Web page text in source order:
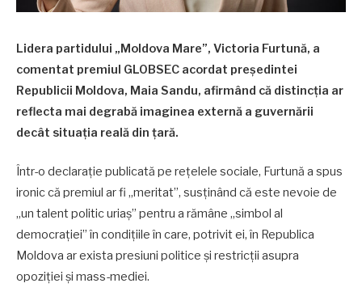
Lidera partidului „Moldova Mare”, Victoria Furtună, a
comentat premiul GLOBSEC acordat președintei
Republicii Moldova, Maia Sandu, afirmând că distincția ar
reflecta mai degrabă imaginea externă a guvernării
decât situația reală din țară.
Într-o declarație publicată pe rețelele sociale, Furtună a spus
ironic că premiul ar fi „meritat”, susținând că este nevoie de
„un talent politic uriaș” pentru a rămâne „simbol al
democrației” în condițiile în care, potrivit ei, în Republica
Moldova ar exista presiuni politice și restricții asupra
opoziției și mass-mediei.